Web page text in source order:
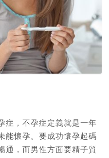
症，不孕症定義就是一年
能懷孕。要成功懷孕起碼
通，而男性方面要精子質